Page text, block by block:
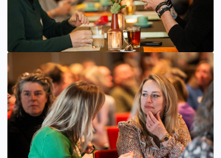
Bekijk afbeelding groter